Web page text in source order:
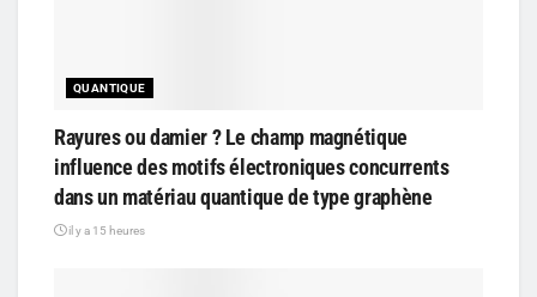
QUANTIQUE
Rayures ou damier ? Le champ magnétique
influence des motifs électroniques concurrents
dans un matériau quantique de type graphène
il y a 15 heures